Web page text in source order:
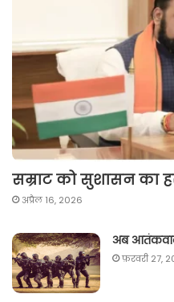
सम्राट को सुशासन का
अप्रैल 16, 2026
अब आतंकवाद
फ़रवरी 27,